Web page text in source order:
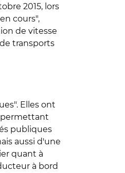
2015, lors
cours",
de vitesse
transports
Elles ont
permettant
publiques
aussi d'une
quant à
à bord